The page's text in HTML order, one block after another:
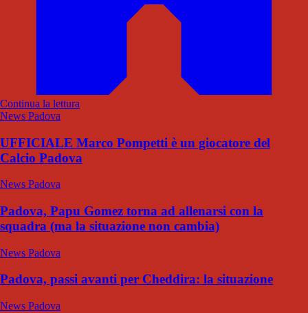
Continua la lettura
News Padova
UFFICIALE Marco Pompetti è un giocatore del
Calcio Padova
News Padova
Padova, Papu Gomez torna ad allenarsi con la
squadra (ma la situazione non cambia)
News Padova
Padova, passi avanti per Cheddira: la situazione
News Padova